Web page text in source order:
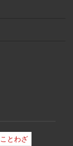
ことわざ